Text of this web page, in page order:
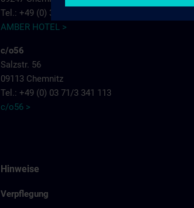
Tel.: +49 (0) 3 722 5 13-0
AMBER HOTEL >
c/o56
Salzstr. 56
09113 Chemnitz
Tel.: +49 (0) 03 71/3 341 113
c/o56 >
Hinweise
Verpflegung